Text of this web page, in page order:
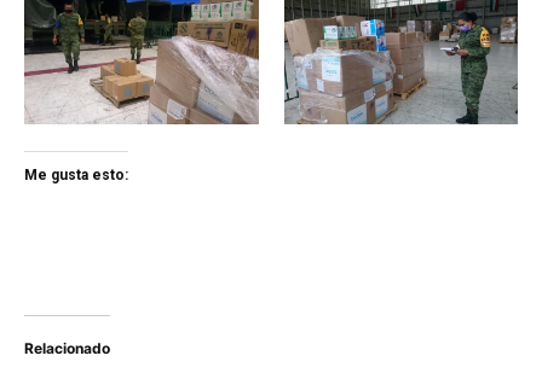
Me gusta esto:
Relacionado